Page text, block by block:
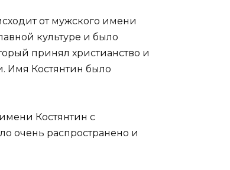
от мужского имени
культуре и было
принял христианство и
Имя Костянтин было
Костянтин с
очень распространено и